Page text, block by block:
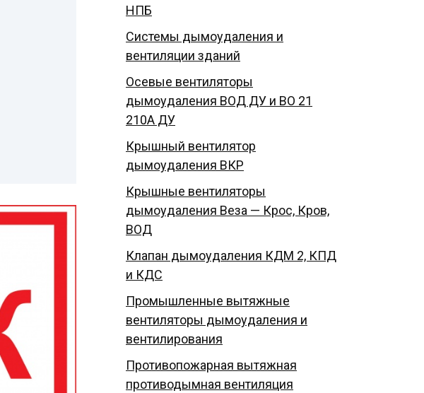
НПБ
Системы дымоудаления и
вентиляции зданий
Осевые вентиляторы
дымоудаления ВОД ДУ и ВО 21
210А ДУ
Крышный вентилятор
дымоудаления ВКР
Крышные вентиляторы
дымоудаления Веза — Крос, Кров,
ВОД
Клапан дымоудаления КДМ 2, КПД
и КДС
Промышленные вытяжные
вентиляторы дымоудаления и
вентилирования
Противопожарная вытяжная
противодымная вентиляция